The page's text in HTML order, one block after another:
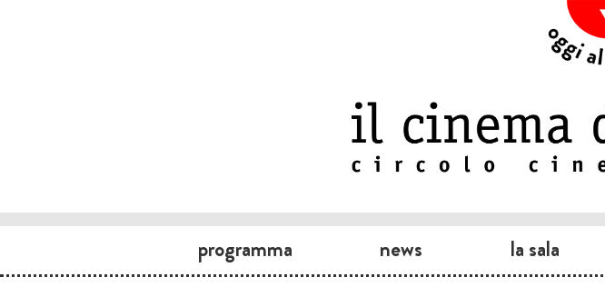
programma news la sala